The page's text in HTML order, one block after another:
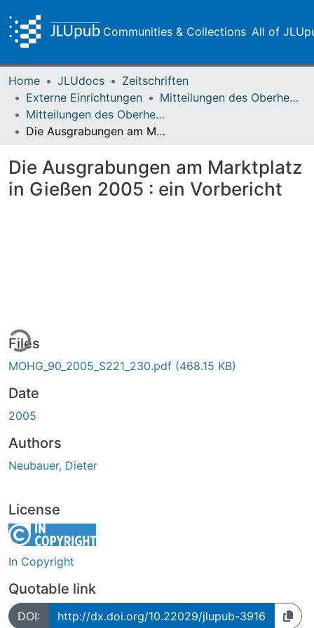
Communities & Collections All of
Home JLUdocs
Zeitschriften
Externe Einrichtungen
Mitteilungen des Oberhessischen Geschichtsvereins Gießen
Mitteilungen des Oberhessischen Geschichtsvereins Gießen Vol. 090 (2005)
Die Ausgrabungen am Marktplatz in Gießen 2005 : ein Vorbericht
Die Ausgrabungen am Marktplatz
in Gießen 2005 : ein Vorbericht
Files
MOHG_90_2005_S221_230.pdf (468.15 KB)
Date
2005
Authors
Neubauer, Dieter
License
In Copyright
Quotable link
DOI: http://dx.doi.org/10.22029/jlupub-3916